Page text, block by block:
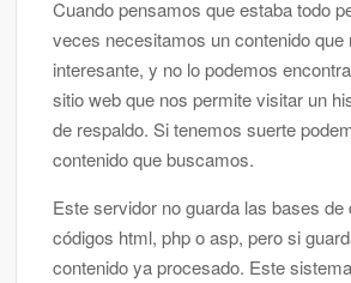
Cuando pensamos que estaba todo
veces necesitamos un contenido que
interesante, y no lo podemos
sitio web que nos permite visitar un
de respaldo. Si tenemos suerte
contenido que buscamos.
Este servidor no guarda las bases de
códigos html, php o asp, pero si
contenido ya procesado. Este